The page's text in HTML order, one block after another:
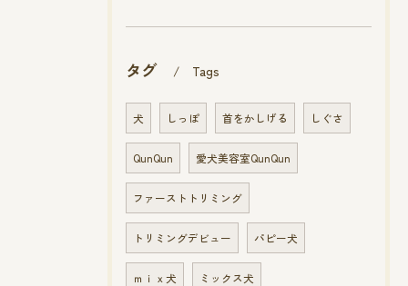
タグ Tags
犬 しっぽ 首をかしげる しぐさ
QunQun 愛犬美容室QunQun
ファーストトリミング
トリミングデビュー パピー犬
ｍｉｘ犬 ミックス犬